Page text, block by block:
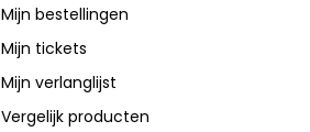
Mijn bestellingen
Mijn tickets
Mijn verlanglijst
Vergelijk producten